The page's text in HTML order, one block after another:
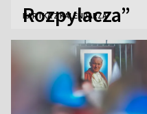
Rozpylacza”
KARTKA Z KALENDARZA